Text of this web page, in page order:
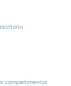
compartimentos